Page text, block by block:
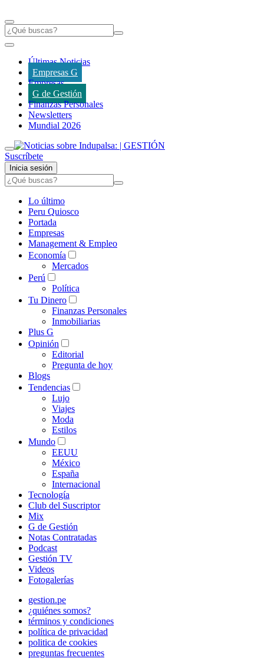
Últimas Noticias
Empresas G
Empresas
G de Gestión
Finanzas Personales
Newsletters
Mundial 2026
Suscríbete
Inicia sesión
Lo último
Peru Quiosco
Portada
Empresas
Management & Empleo
Economía
Mercados
Perú
Política
Tu Dinero
Finanzas Personales
Inmobiliarias
Plus G
Opinión
Editorial
Pregunta de hoy
Blogs
Tendencias
Lujo
Viajes
Moda
Estilos
Mundo
EEUU
México
España
Internacional
Tecnología
Club del Suscriptor
Mix
G de Gestión
Notas Contratadas
Podcast
Gestión TV
Videos
Fotogalerías
gestion.pe
¿quiénes somos?
términos y condiciones
política de privacidad
politica de cookies
preguntas frecuentes